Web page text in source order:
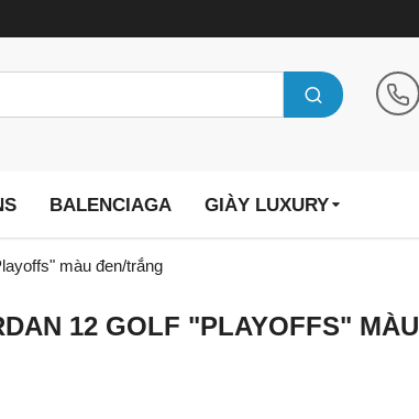
BALENCIAGA GIÀY LUXURY
màu đen/trắng
12 GOLF "PLAYOFFS" MÀU